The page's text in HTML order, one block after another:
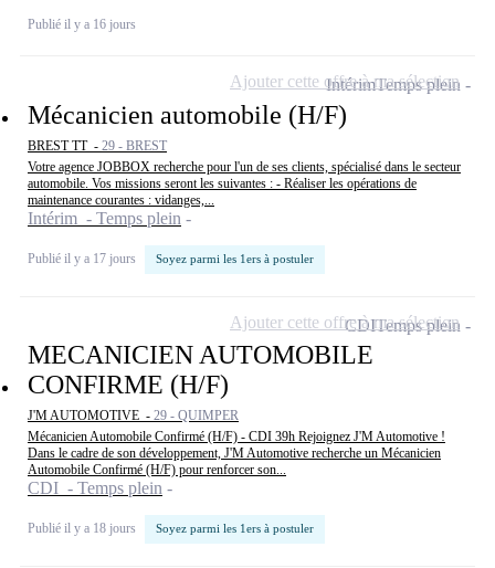
Publié il y a 16 jours
Mécanicien automobile (H/F)
BREST TT - 29 - BREST
Votre agence JOBBOX recherche pour l'un de ses clients, spécialisé dans le secteur
automobile. Vos missions seront les suivantes : - Réaliser les opérations de
maintenance courantes : vidanges,...
Intérim - Temps plein
Publié il y a 17 jours Soyez parmi les 1ers à postuler
IntérimTemps plein
Ajouter cette offre à ma sélection
MECANICIEN AUTOMOBILE
CONFIRME (H/F)
J'M AUTOMOTIVE - 29 - QUIMPER
Mécanicien Automobile Confirmé (H/F) - CDI 39h Rejoignez J'M Automotive !
Dans le cadre de son développement, J'M Automotive recherche un Mécanicien
Automobile Confirmé (H/F) pour renforcer son...
CDI - Temps plein
Publié il y a 18 jours Soyez parmi les 1ers à postuler
CDITemps plein
Ajouter cette offre à ma sélection